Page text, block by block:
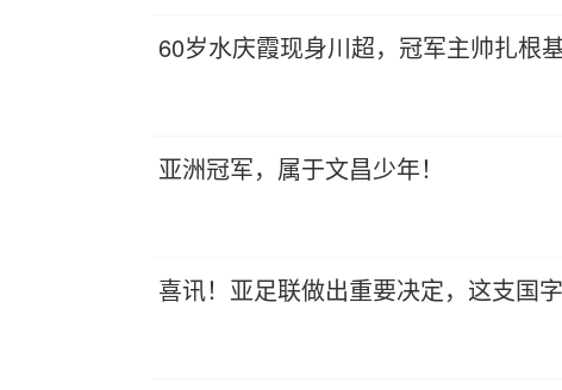
60岁水庆霞现身川超，冠军主帅扎根
亚洲冠军，属于文昌少年！
喜讯！亚足联做出重要决定，这支国